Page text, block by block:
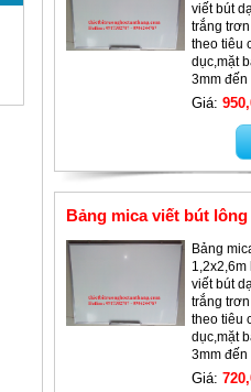
viết bút
trắng
theo tiêu
dục,mặt
3mm đến
Giá:
Bảng mica viết bút lông
Bảng
viết bút
trắng
theo tiêu
dục,mặt
3mm đến
Giá: